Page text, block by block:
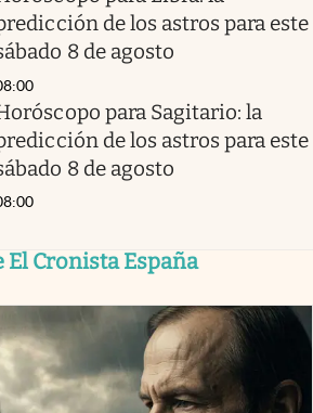
de los astros para este
8 de agosto
para Sagitario: la
de los astros para este
8 de agosto
El Cronista España